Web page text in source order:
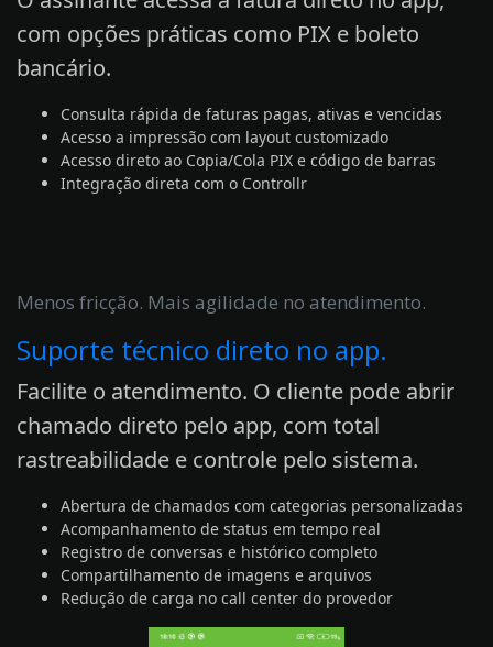
com opções práticas como PIX e boleto
bancário.
Consulta rápida de faturas pagas, ativas e vencidas
Acesso a impressão com layout customizado
Acesso direto ao Copia/Cola PIX e código de barras
Integração direta com o Controllr
Menos fricção. Mais agilidade no atendimento.
Suporte técnico direto no app.
Facilite o atendimento. O cliente pode abrir
chamado direto pelo app, com total
rastreabilidade e controle pelo sistema.
Abertura de chamados com categorias personalizadas
Acompanhamento de status em tempo real
Registro de conversas e histórico completo
Compartilhamento de imagens e arquivos
Redução de carga no call center do provedor